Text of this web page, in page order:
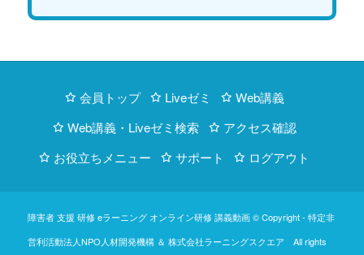
会員トップ Liveゼミ
Web講義
Web講義・Liveゼミ検索
アクセス確認
お役立ちメニュー
サポート ログアウト
障害者 支援 研修 eラーニング オンライン研修 講義動画 © Copyright - 特定非
営利活動法人NPO人材開発機構＆ 株式会社ラーニングスクエア All rights